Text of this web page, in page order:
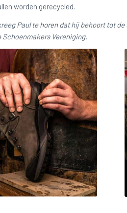
worden gerecycled.
Paul te horen dat hij behoort tot
Schoenmakers Vereniging.